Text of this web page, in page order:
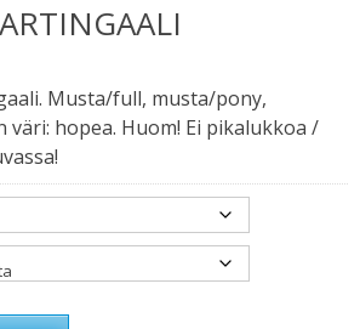
Musta/full, musta/pony,
väri: hopea. Huom! Ei pikalukkoa /